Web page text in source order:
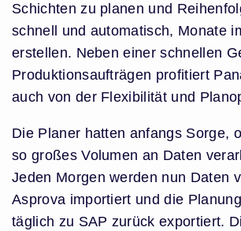
Schichten zu planen und
schnell und automatisch, Monate
erstellen. Neben einer schnellen
Produktionsaufträgen profitiert
auch von der Flexibilität und
Die Planer hatten anfangs Sorge,
so großes Volumen an Daten
Jeden Morgen werden nun Daten
Asprova importiert und die
täglich zu SAP zurück exportiert.